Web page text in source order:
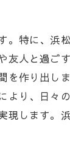
特に、浜
人と過ご
作り出し
り、日々
現します。